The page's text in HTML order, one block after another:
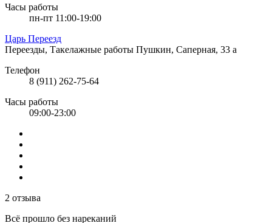
Часы работы
пн-пт 11:00-19:00
Царь Переезд
Переезды, Такелажные работы Пушкин, Саперная, 33 а
Телефон
8 (911) 262-75-64
Часы работы
09:00-23:00
2 отзыва
Всё прошло без нареканий